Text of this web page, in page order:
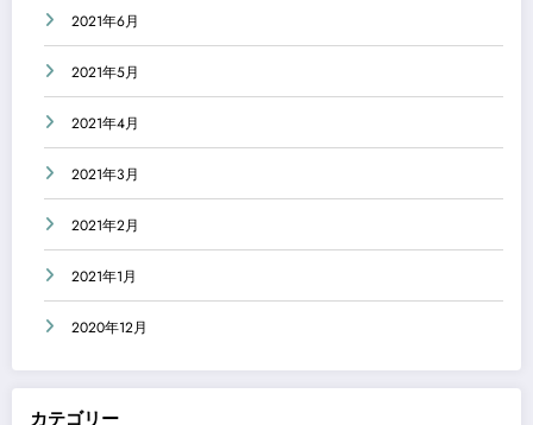
2021年6月
2021年5月
2021年4月
2021年3月
2021年2月
2021年1月
2020年12月
カテゴリー